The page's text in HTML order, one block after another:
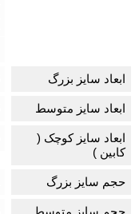
ابعاد سایز بزرگ
ابعاد سایز متوسط
ابعاد سایز کوچک (
کابین )
حجم سایز بزرگ
حجم سایز متوسط